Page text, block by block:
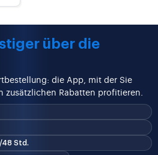
über die
die App, mit der Sie
Rabatten profitieren.
48 Std.